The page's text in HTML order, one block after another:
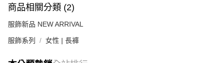
商品相關分類 (2)
服飾新品 NEW ARRIVAL
服飾系列 女性 | 長褲